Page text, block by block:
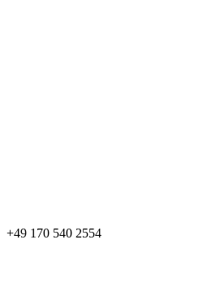
+49 170 540 2554